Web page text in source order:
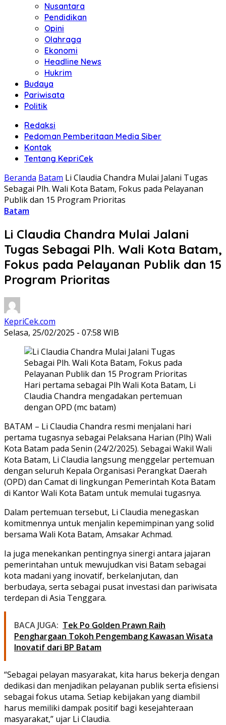
Nusantara
Pendidikan
Opini
Olahraga
Ekonomi
Headline News
Hukrim
Budaya
Pariwisata
Politik
Redaksi
Pedoman Pemberitaan Media Siber
Kontak
Tentang KepriCek
Beranda Batam Li Claudia Chandra Mulai Jalani Tugas
Sebagai Plh. Wali Kota Batam, Fokus pada Pelayanan
Publik dan 15 Program Prioritas
Batam
Li Claudia Chandra Mulai Jalani
Tugas Sebagai Plh. Wali Kota Batam,
Fokus pada Pelayanan Publik dan 15
Program Prioritas
KepriCek.com
Selasa, 25/02/2025 - 07:58 WIB
Hari pertama sebagai Plh Wali Kota Batam, Li
Claudia Chandra mengadakan pertemuan
dengan OPD (mc batam)
BATAM – Li Claudia Chandra resmi menjalani hari
pertama tugasnya sebagai Pelaksana Harian (Plh) Wali
Kota Batam pada Senin (24/2/2025). Sebagai Wakil Wali
Kota Batam, Li Claudia langsung menggelar pertemuan
dengan seluruh Kepala Organisasi Perangkat Daerah
(OPD) dan Camat di lingkungan Pemerintah Kota Batam
di Kantor Wali Kota Batam untuk memulai tugasnya.
Dalam pertemuan tersebut, Li Claudia menegaskan
komitmennya untuk menjalin kepemimpinan yang solid
bersama Wali Kota Batam, Amsakar Achmad.
Ia juga menekankan pentingnya sinergi antara jajaran
pemerintahan untuk mewujudkan visi Batam sebagai
kota madani yang inovatif, berkelanjutan, dan
berbudaya, serta sebagai pusat investasi dan pariwisata
terdepan di Asia Tenggara.
BACA JUGA: Tek Po Golden Prawn Raih
Penghargaan Tokoh Pengembang Kawasan Wisata
Inovatif dari BP Batam
“Sebagai pelayan masyarakat, kita harus bekerja dengan
dedikasi dan menjadikan pelayanan publik serta efisiensi
sebagai fokus utama. Setiap kebijakan yang diambil
harus memiliki dampak positif bagi kesejahteraan
masyarakat,” ujar Li Claudia.